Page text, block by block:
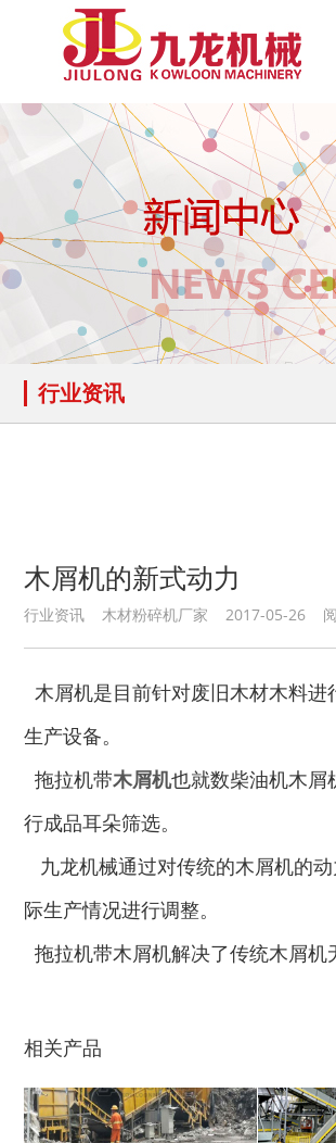
行业资讯
木屑机的新式动力
行业资讯 木材粉碎机厂家 2017-05-26
木屑机是目前针对废旧木材木料
生产设备。
拖拉机带木屑机也就数柴油机木屑
行成品耳朵筛选。
九龙机械通过对传统的木屑机的
际生产情况进行调整。
拖拉机带木屑机解决了传统木屑机
相关产品
木材切片机 大
废纸破碎机
木材撕碎机